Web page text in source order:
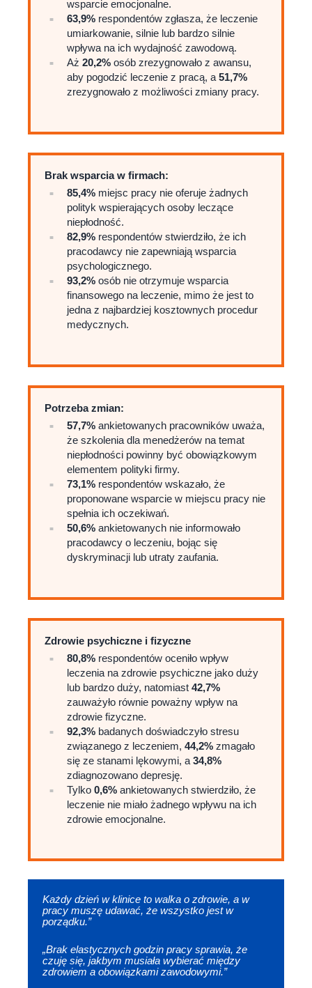
wsparcie emocjonalne.
63,9% respondentów zgłasza, że leczenie
umiarkowanie, silnie lub bardzo silnie
wpływa na ich wydajność zawodową.
Aż 20,2% osób zrezygnowało z awansu,
aby pogodzić leczenie z pracą, a51,7%
zrezygnowało z możliwości zmiany pracy.
Brak wsparcia w firmach:
85,4% miejsc pracy nie oferuje żadnych
polityk wspierających osoby leczące
niepłodność.
82,9% respondentów stwierdziło, że ich
pracodawcy nie zapewniają wsparcia
psychologicznego.
93,2% osób nie otrzymuje wsparcia
finansowego na leczenie, mimo że jest to
jedna z najbardziej kosztownych procedur
medycznych.
Potrzeba zmian:
57,7% ankietowanych pracowników uważa,
że szkolenia dla menedżerów na temat
niepłodności powinny być obowiązkowym
elementem polityki firmy.
73,1% respondentów wskazało, że
proponowane wsparcie w miejscu pracy nie
spełnia ich oczekiwań.
50,6% ankietowanych nie informowało
pracodawcy o leczeniu, bojąc się
dyskryminacji lub utraty zaufania.
Zdrowie psychiczne i fizyczne
80,8% respondentów oceniło wpływ
leczenia na zdrowie psychiczne jako duży
lub bardzo duży, natomiast 42,7%
zauważyło równie poważny wpływ na
zdrowie fizyczne.
92,3% badanych doświadczyło stresu
związanego z leczeniem, 44,2% zmagało
się ze stanami lękowymi, a 34,8%
zdiagnozowano depresję.
Tylko 0,6% ankietowanych stwierdziło, że
leczenie nie miało żadnego wpływu na ich
zdrowie emocjonalne.
Każdy dzień w klinice to walka o zdrowie, a w
pracy muszę udawać, że wszystko jest w
porządku.”
„Brak elastycznych godzin pracy sprawia, że
czuję się, jakbym musiała wybierać między
zdrowiem a obowiązkami zawodowymi.”